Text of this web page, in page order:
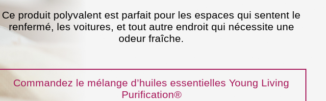
Ce produit polyvalent est parfait pour les espaces qui sentent le
renfermé, les voitures, et tout autre endroit qui nécessite une
odeur fraîche.
Commandez le mélange d’huiles essentielles Young Living
Purification®